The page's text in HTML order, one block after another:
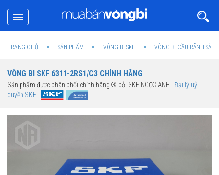
Toggle
navigation
TRANG CHỦ SẢN PHẨM VÒNG BI SKF VÒNG BI CẦU RÃNH SÂU
VÒNG BI SKF 6311-2RS1/C3 CHÍNH HÃNG
Sản phẩm được phân phối chính hãng ® bởi SKF NGỌC ANH -Đại lý uỷ
quyền SKF